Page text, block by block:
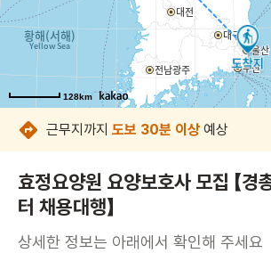
128km
128km
128km
128km
128km
128km
128km
128km
근무지까지 도보 30분 이상 예상
효정요양원 요양보호사 모집 【경
터 채용대행】
상세한 정보는 아래에서 확인해 주세요